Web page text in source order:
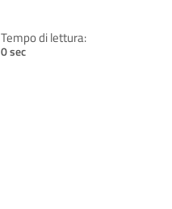
Tempo di lettura:
0 sec